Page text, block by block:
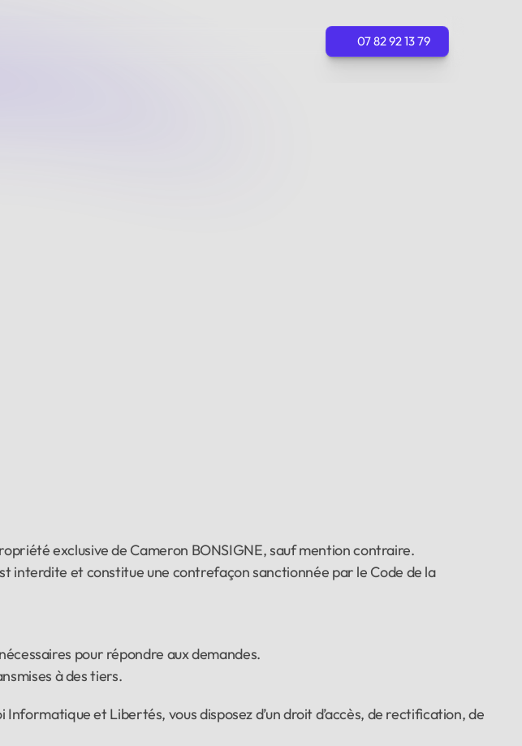
07 82 92 13 79
07 82 92 13 79
exclusive de Cameron BONSIGNE, sauf mention contraire.
interdite et constitue une contrefaçon sanctionnée par le Code de la
pour répondre aux demandes.
à des tiers.
Informatique et Libertés, vous disposez d’un droit d’accès, de rectification, de